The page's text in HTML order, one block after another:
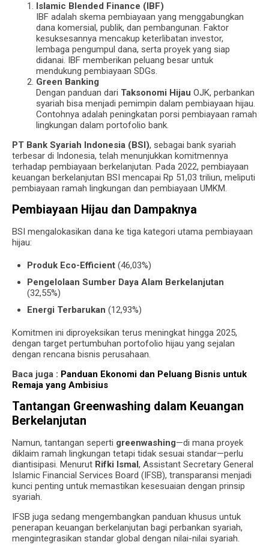
Islamic Blended Finance (IBF)
IBF adalah skema pembiayaan yang menggabungkan
dana komersial, publik, dan pembangunan. Faktor
kesuksesannya mencakup keterlibatan investor,
lembaga pengumpul dana, serta proyek yang siap
didanai. IBF memberikan peluang besar untuk
mendukung pembiayaan SDGs.
Green Banking
Dengan panduan dari Taksonomi Hijau OJK, perbankan
syariah bisa menjadi pemimpin dalam pembiayaan hijau.
Contohnya adalah peningkatan porsi pembiayaan ramah
lingkungan dalam portofolio bank.
PT Bank Syariah Indonesia (BSI), sebagai bank syariah
terbesar di Indonesia, telah menunjukkan komitmennya
terhadap pembiayaan berkelanjutan. Pada 2022, pembiayaan
keuangan berkelanjutan BSI mencapai Rp 51,03 triliun, meliputi
pembiayaan ramah lingkungan dan pembiayaan UMKM.
Pembiayaan Hijau dan Dampaknya
BSI mengalokasikan dana ke tiga kategori utama pembiayaan
hijau:
Produk Eco-Efficient (46,03%)
Pengelolaan Sumber Daya Alam Berkelanjutan
(32,55%)
Energi Terbarukan (12,93%)
Komitmen ini diproyeksikan terus meningkat hingga 2025,
dengan target pertumbuhan portofolio hijau yang sejalan
dengan rencana bisnis perusahaan.
Baca juga : Panduan Ekonomi dan Peluang Bisnis untuk
Remaja yang Ambisius
Tantangan Greenwashing dalam Keuangan
Berkelanjutan
Namun, tantangan seperti greenwashing—di mana proyek
diklaim ramah lingkungan tetapi tidak sesuai standar—perlu
diantisipasi. Menurut Rifki Ismal, Assistant Secretary General
Islamic Financial Services Board (IFSB), transparansi menjadi
kunci penting untuk memastikan kesesuaian dengan prinsip
syariah.
IFSB juga sedang mengembangkan panduan khusus untuk
penerapan keuangan berkelanjutan bagi perbankan syariah,
mengintegrasikan standar global dengan nilai-nilai syariah.